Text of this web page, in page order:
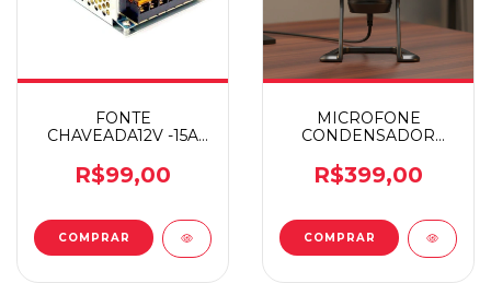
FONTE
CHAVEADA12V -15A
SEG0012KP
R$99,00
MICROFONE
CONDENSADOR
PMCVP01
R$399,00
COMPRAR